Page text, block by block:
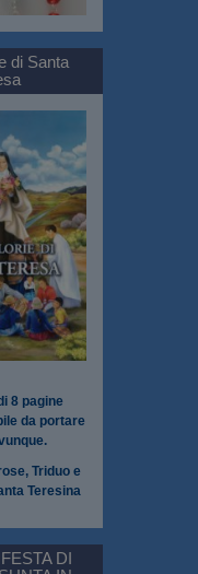
di Santa
8 pagine
da portare
Triduo e
Teresina
DI